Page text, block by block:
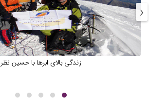
زندگی بالای ابرها با حسین نظر
‹